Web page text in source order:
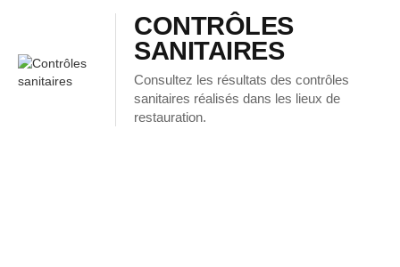
CONTRÔLES
SANITAIRES
Consultez les résultats des contrôles
sanitaires réalisés dans les lieux de
restauration.